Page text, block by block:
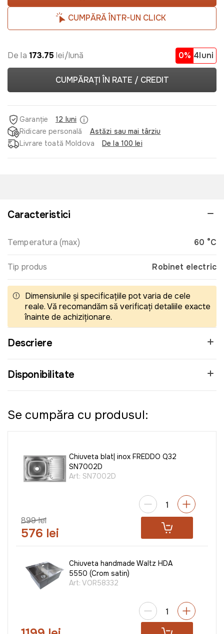
CUMPĂRĂ ÎNTR-UN CLICK
De la 173.75 lei/lună 0% 4luni
CUMPĂRAȚI ÎN RATE / CREDIT
Garanție
12 luni
Ridicare personală
Astăzi sau mai târziu
Livrare toată Moldova
De la 100 lei
Caracteristici
Temperatura (max) 60 °C
Tip produs Robinet electric
Dimensiunile și specificațiile pot varia de cele
reale. Vă recomandăm să verificați detaliile exacte
înainte de achiziționare.
Descriere
Disponibilitate
Se cumpăra cu produsul:
Chiuveta blat| inox FREDDO Q32
SN7002D
Art: SN7002D
899 lei
576 lei
Chiuveta handmade Waltz HDA
5550 (Crom satin)
Art: VOR58332